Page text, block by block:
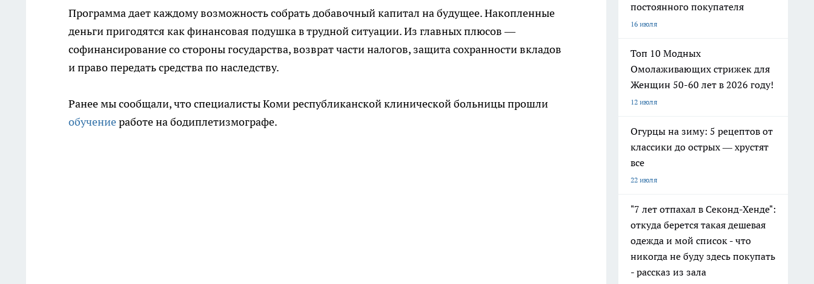
Программа дает каждому возможность собрать добавочный капитал на будущее. Накопленные
деньги пригодятся как финансовая подушка в трудной ситуации. Из главных плюсов —
софинансирование со стороны государства, возврат части налогов, защита сохранности вкладов
и право передать средства по наследству.
Ранее мы сообщали, что специалисты Коми республиканской клинической больницы прошли
обучениеработе на бодиплетизмографе.
постоянного покупателя
16 июля
Топ 10 Модных
Омолаживающих стрижек для
Женщин 50-60 лет в 2026 году!
12 июля
Огурцы на зиму: 5 рецептов от
классики до острых — хрустят
все
22 июля
"7 лет отпахал в Секонд-Хенде":
откуда берется такая дешевая
одежда и мой список - что
никогда не буду здесь покупать
- рассказ из зала